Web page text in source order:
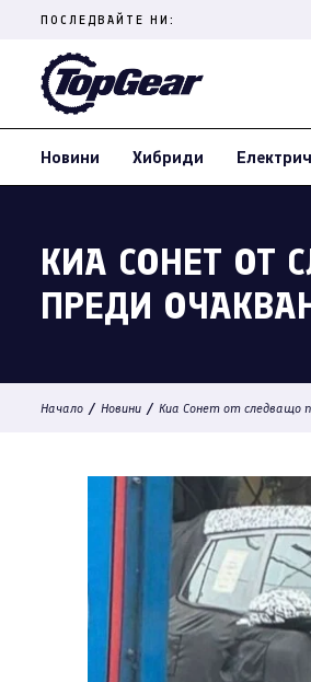
content
(Press
ПОСЛЕДВАЙТЕ НИ:
Новини Хибриди
КИА СОНЕТ ОТ
ПРЕДИ
Начало / Новини / Киа Сонет от следващо